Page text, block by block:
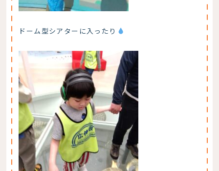
ドーム型シアターに入ったり